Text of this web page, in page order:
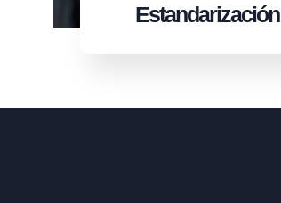
Estandarización